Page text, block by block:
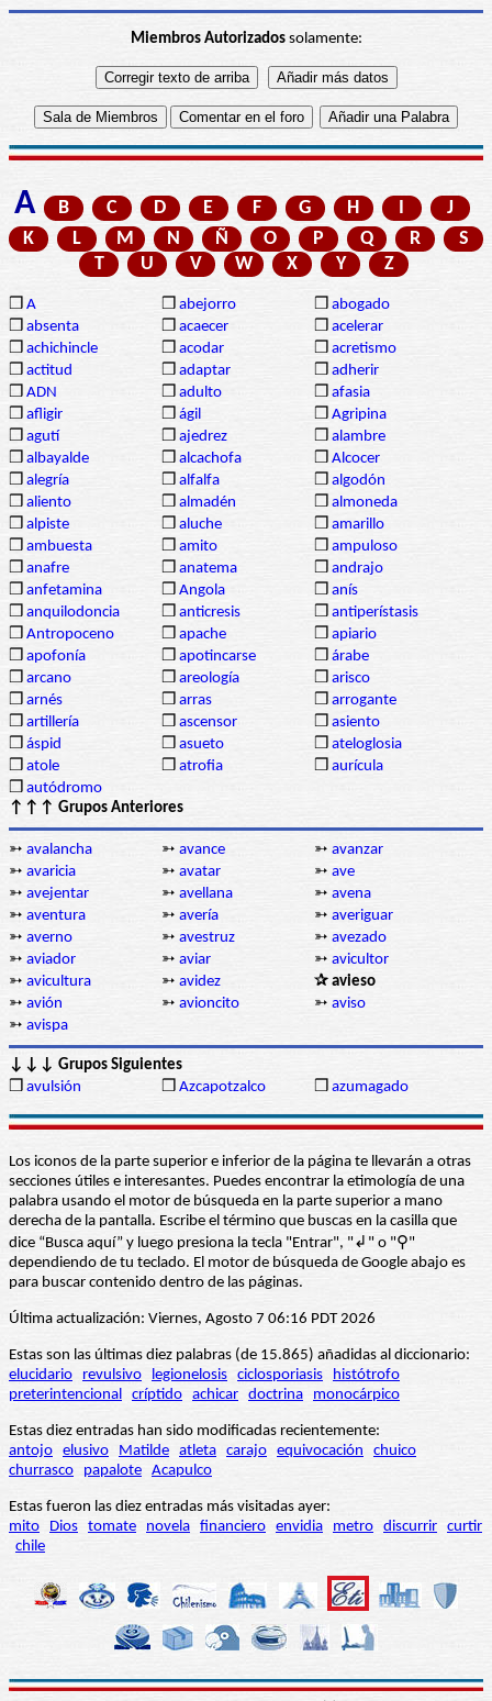
Miembros Autorizadossolamente:
A B C D E F G H I
J
K
L M N Ñ O P Q R
S
T
U V W X Y Z
❒ A ❒ abejorro ❒ abogado
❒ absenta ❒ acaecer ❒ acelerar
❒ achichincle ❒ acodar ❒ acretismo
❒ actitud ❒ adaptar ❒ adherir
❒ ADN ❒ adulto ❒ afasia
❒ afligir ❒ ágil ❒ Agripina
❒ agutí ❒ ajedrez ❒ alambre
❒ albayalde ❒ alcachofa ❒ Alcocer
❒ alegría ❒ alfalfa ❒ algodón
❒ aliento ❒ almadén ❒ almoneda
❒ alpiste ❒ aluche ❒ amarillo
❒ ambuesta ❒ amito ❒ ampuloso
❒ anafre ❒ anatema ❒ andrajo
❒ anfetamina ❒ Angola ❒ anís
❒ anquilodoncia ❒ anticresis ❒ antiperístasis
❒ Antropoceno ❒ apache ❒ apiario
❒ apofonía ❒ apotincarse ❒ árabe
❒ arcano ❒ areología ❒ arisco
❒ arnés ❒ arras ❒ arrogante
❒ artillería ❒ ascensor ❒ asiento
❒ áspid ❒ asueto ❒ ateloglosia
❒ atole ❒ atrofia ❒ aurícula
❒ autódromo
↑↑↑ Grupos Anteriores
➳ avalancha ➳ avance ➳ avanzar
➳ avaricia ➳ avatar ➳ ave
➳ avejentar ➳ avellana ➳ avena
➳ aventura ➳ avería ➳ averiguar
➳ averno ➳ avestruz ➳ avezado
➳ aviador ➳ aviar ➳ avicultor
➳ avicultura ➳ avidez
✰ avieso
➳ avión ➳ avioncito ➳ aviso
➳ avispa
↓↓↓ Grupos Siguientes
❒ avulsión ❒ Azcapotzalco ❒ azumagado
Los iconos de la parte superior e inferior de la página te llevarán a otras
secciones útiles e interesantes. Puedes encontrar la etimología de una
palabra usando el motor de búsqueda en la parte superior a mano
derecha de la pantalla. Escribe el término que buscas en la casilla que
dice “Busca aquí” y luego presiona la tecla "Entrar", "↲" o "⚲"
dependiendo de tu teclado. El motor de búsqueda de Google abajo es
para buscar contenido dentro de las páginas.
Última actualización: Viernes, Agosto 7 06:16 PDT 2026
Estas son las últimas diez palabras (de 15.865) añadidas al diccionario:
elucidario
revulsivo legionelosis ciclosporiasis
histótrofo
preterintencional críptido achicar doctrina monocárpico
Estas diez entradas han sido modificadas recientemente:
antojo elusivo Matilde atleta carajo equivocación
chuico
churrasco
papalote Acapulco
Estas fueron las diez entradas más visitadas ayer:
mito
Dios tomate novela financiero envidia metro discurrir curtir
chile